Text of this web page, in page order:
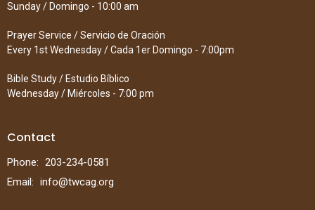
Sunday / Domingo - 10:00 am
Prayer Service / Servicio de Oración
Every 1st Wednesday / Cada 1er Domingo - 7:00pm
Bible Study / Estudio Bíblico
Wednesday / Miércoles - 7:00 pm
Contact
Phone: 203-234-0581
Email: info@twcag.org